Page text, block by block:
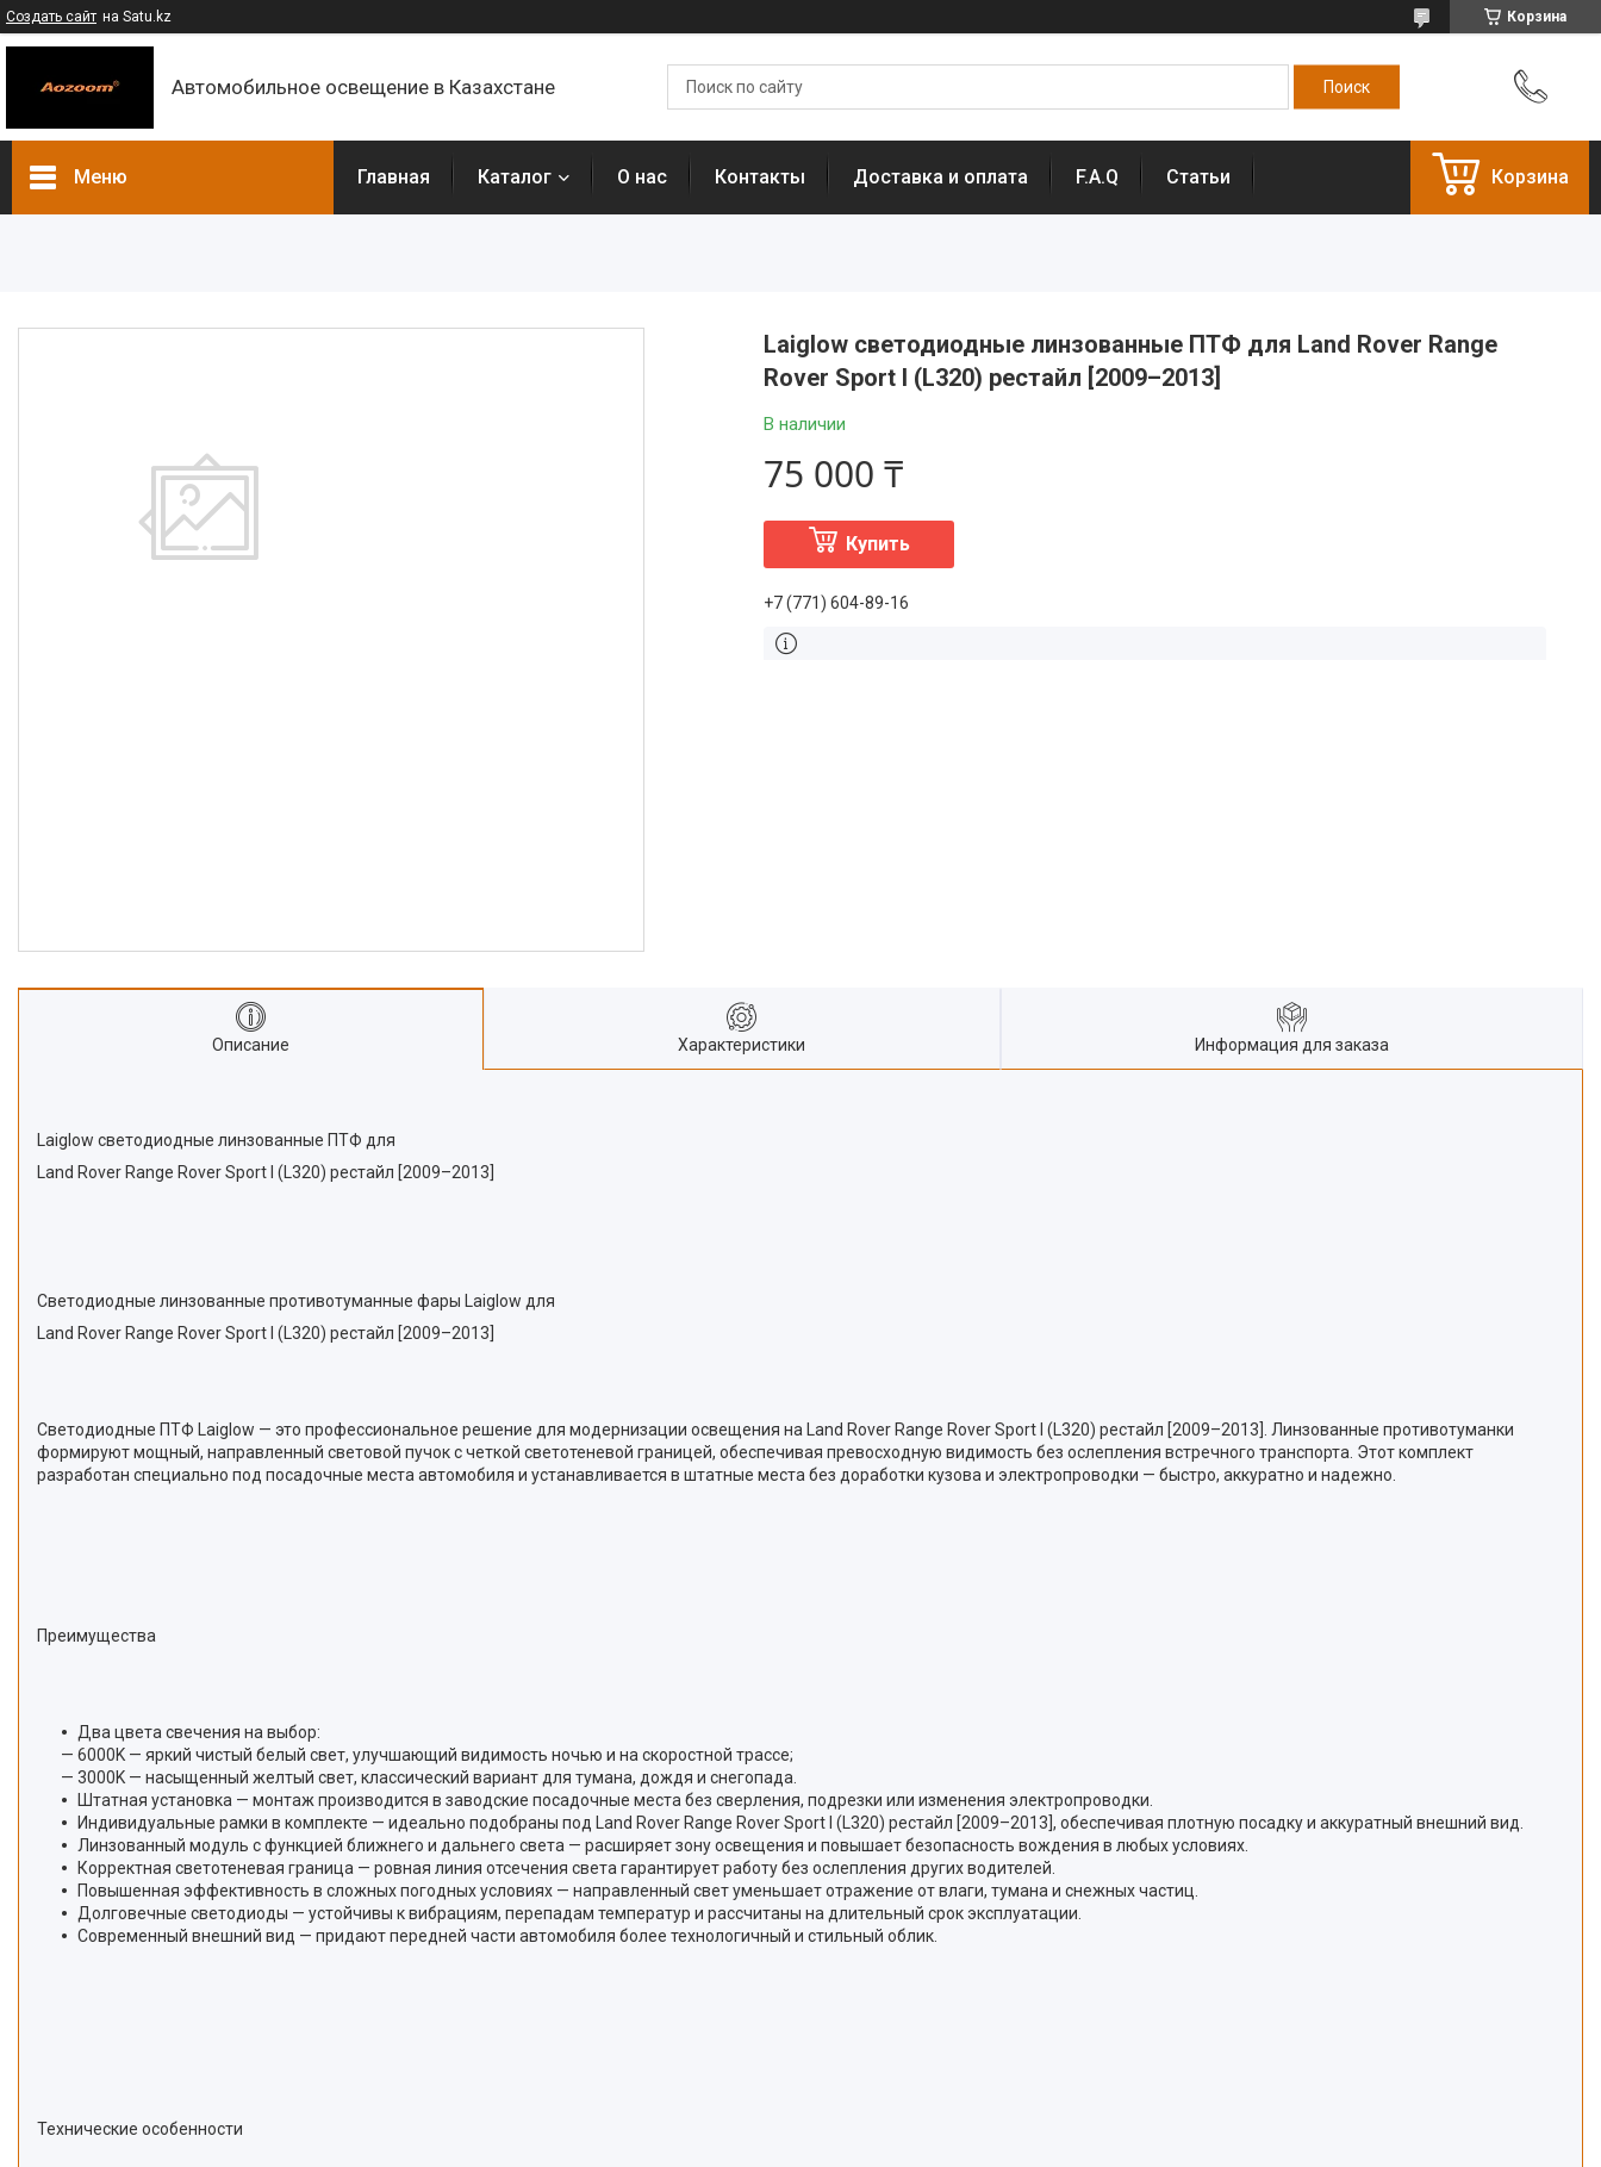
Создать сайт на Satu.kz Корзина
Автомобильное освещение в Казахстане
Меню Главная Каталог О нас Контакты Доставка и оплата F.A.Q Статьи Корзина
Laiglow светодиодные линзованные ПТФ для Land Rover Range
Rover Sport I (L320) рестайл [2009–2013]
В наличии
75 000 ₸
Купить
+7 (771) 604-89-16
Описание Характеристики Информация для заказа
Laiglow светодиодные линзованные ПТФ для
Land Rover Range Rover Sport I (L320) рестайл [2009–2013]
Светодиодные линзованные противотуманные фары Laiglow для
Land Rover Range Rover Sport I (L320) рестайл [2009–2013]
Светодиодные ПТФ Laiglow — это профессиональное решение для модернизации освещения на Land Rover Range Rover Sport I (L320) рестайл [2009–2013]. Линзованные противотуманки
формируют мощный, направленный световой пучок с четкой светотеневой границей, обеспечивая превосходную видимость без ослепления встречного транспорта. Этот комплект
разработан специально под посадочные места автомобиля и устанавливается в штатные места без доработки кузова и электропроводки — быстро, аккуратно и надежно.
Преимущества
Два цвета свечения на выбор:
— 6000K — яркий чистый белый свет, улучшающий видимость ночью и на скоростной трассе;
— 3000K — насыщенный желтый свет, классический вариант для тумана, дождя и снегопада.
Штатная установка — монтаж производится в заводские посадочные места без сверления, подрезки или изменения электропроводки.
Индивидуальные рамки в комплекте — идеально подобраны под Land Rover Range Rover Sport I (L320) рестайл [2009–2013], обеспечивая плотную посадку и аккуратный внешний вид.
Линзованный модуль с функцией ближнего и дальнего света — расширяет зону освещения и повышает безопасность вождения в любых условиях.
Корректная светотеневая граница — ровная линия отсечения света гарантирует работу без ослепления других водителей.
Повышенная эффективность в сложных погодных условиях — направленный свет уменьшает отражение от влаги, тумана и снежных частиц.
Долговечные светодиоды — устойчивы к вибрациям, перепадам температур и рассчитаны на длительный срок эксплуатации.
Современный внешний вид — придают передней части автомобиля более технологичный и стильный облик.
Технические особенности